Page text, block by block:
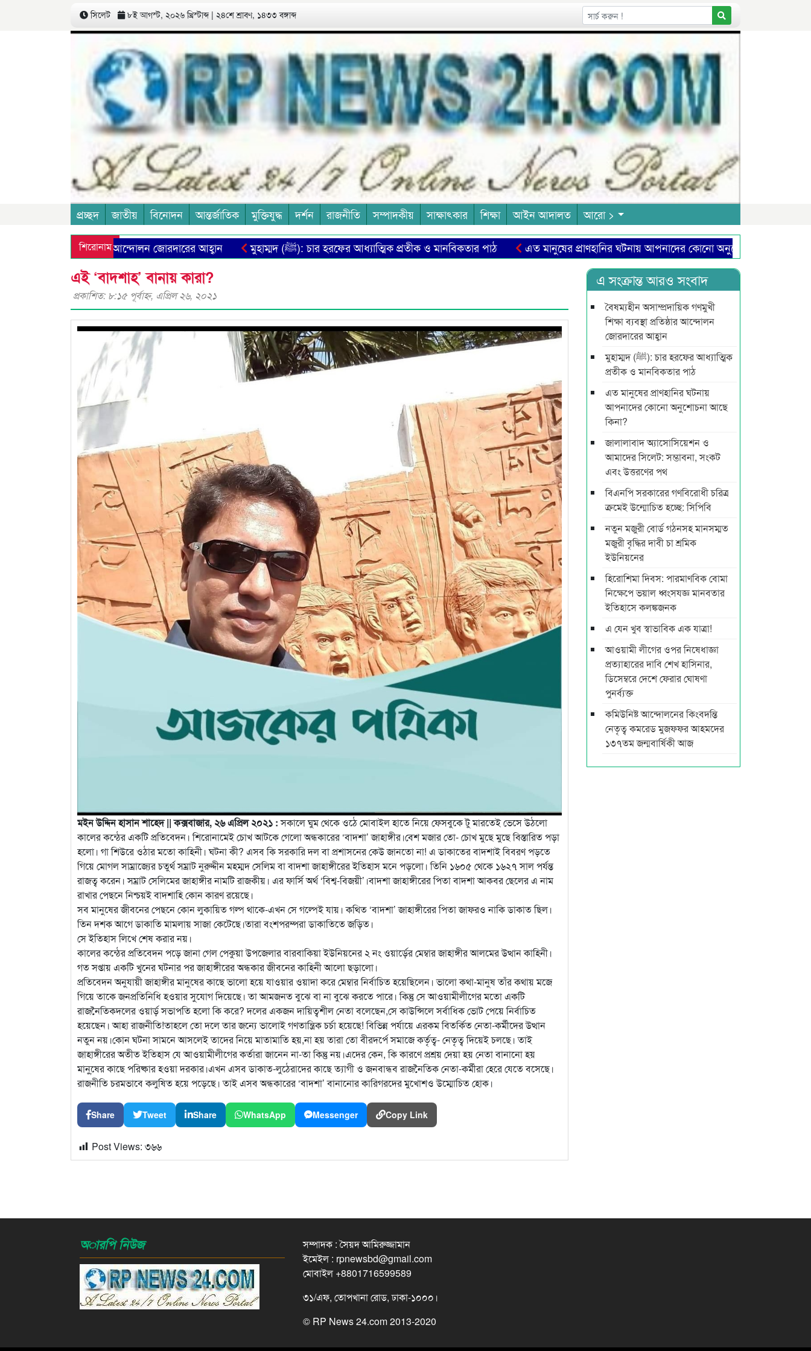
সিলেট ৮ই আগস্ট, ২০২৬ খ্রিস্টাব্দ | ২৪শে শ্রাবণ, ১৪৩৩ বঙ্গাব্দ
প্রচ্ছদ জাতীয় বিনোদন আন্তর্জাতিক মুক্তিযুদ্ধ দর্শন রাজনীতি সম্পাদকীয় সাক্ষাৎকার শিক্ষা আইন আদালত আরো >
শিরোনাম
ব্যবস্থা প্রতিষ্ঠার আন্দোলন জোরদারের আহ্বান মুহাম্মদ (ﷺ): চার হরফের আধ্যাত্মিক প্রতীক ও মানবিকতার পাঠ এত মানুষের প্রাণহানির ঘটনায় আপনাদের কোনো অনুশোচনা আছে কিনা?
সত্য উদ্ঘাটন ও জবাবদিহিতাই সাংবাদিকতার মূল শক্তি
এই ‘বাদশাহ’ বানায় কারা?
প্রকাশিত: ৮:১৫ পূর্বাহ্ণ, এপ্রিল ২৬, ২০২১
মইন উদ্দিন হাসান শাহেদ || কক্সবাজার, ২৬ এপ্রিল ২০২১ :সকালে ঘুম থেকে ওঠে মোবাইল হাতে নিয়ে ফেসবুকে টু মারতেই ভেসে উঠলো
কালের কন্ঠের একটি প্রতিবেদন। শিরোনামেই চোখ আটকে গেলো অন্ধকারের ‘বাদশা’ জাহাঙ্গীর।বেশ মজার তো- চোখ মুছে মুছেবিস্তারিত পড়া
হলো। গা শিউরে ওঠার মতো কাহিনী। ঘটনা কী? এসব কি সরকারি দল বা প্রশাসনের কেউ জানতো না! এ ডাকাতের বাদশাই বিবরণ পড়তে
গিয়ে মোগল সাম্রাজ্যের চতুর্থ সম্রাট নুরুদ্দীন মহম্মদ সেলিম বা বাদশা জাহাঙ্গীরের ইতিহাস মনে পড়লো। তিনি ১৬০৫ থেকে ১৬২৭ সাল পর্যন্ত
রাজত্ব করেন। সম্রাট সেলিমের জাহাঙ্গীর নামটি রাজকীয়। এর ফার্সি অর্থ ‘বিশ্ব-বিজয়ী’।বাদশা জাহাঙ্গীরের পিতা বাদশা আকবর ছেলের এ নাম
রাখার পেছনে নিশ্চয়ই বাদশাহি কোন কারণ রয়েছে।
সব মানুষের জীবনের পেছনে কোন লুকায়িত গল্প থাকে-এখন সে গল্পেই যায়। কথিত ‘বাদশা’ জাহাঙ্গীরের পিতা জাফরও নাকি ডাকাত ছিল।
তিন দশক আগে ডাকাতি মামলায় সাজা কেটেছে।তারা বংশপরম্পরা ডাকাতিতে জড়িত।
সে ইতিহাস লিখে শেষ করার নয়।
কালের কন্ঠের প্রতিবেদন পড়ে জানা গেল পেকুয়া উপজেলার বারবাকিয়া ইউনিয়নের ২ নং ওয়ার্ড়ের মেম্বার জাহাঙ্গীর আলমের উত্থান কাহিনী।
গত সপ্তায় একটি খুনের ঘটনার পর জাহাঙ্গীরের অন্ধকার জীবনের কাহিনী আলো ছড়ালো।
প্রতিবেদন অনুযায়ী জাহাঙ্গীর মানুষের কাছে ভালো হয়ে যাওয়ার ওয়াদা করে মেম্বার নির্বাচিত হয়েছিলেন। ভালো কথা-মানুষ তাঁর কথায় মজে
গিয়ে তাকে জনপ্রতিনিধি হওয়ার সুযোগ দিয়েছে। তা আমজনত বুঝে বা না বুঝে করতে পারে। কিন্তু সে আওয়ামীলীগের মতো একটি
রাজনৈতিকদলের ওয়ার্ড় সভাপতি হলো কি করে? দলের একজন দায়িত্বশীল নেতা বলেছেন,সে কাউন্সিলে সর্বাধিক ভোট পেয়ে নির্বাচিত
হয়েছেন। আহা রাজনীতি!তাহলে তো দলে তার জন্যে ভালোই গণতান্ত্রিক চর্চা হয়েছে! বিভিন্ন পর্যায়ে এরকম বিতর্কিত নেতা-কর্মীদের উত্থান
নতুন নয়।কোন ঘটনা সামনে আসলেই তাদের নিয়ে মাতামাতি হয়,না হয় তারা তো বীরদর্পে সমাজে কর্তৃত্ব- নেতৃত্ব দিয়েই চলছে। তাই
জাহাঙ্গীরের অতীত ইতিহাস যে আওয়ামীলীগের কর্তারা জানেন না-তা কিন্তু নয়।এদের কেন, কি কারণে প্রশ্রয় দেয়া হয় নেতা বানানো হয়
মানু্ষের কাছে পরিষ্কার হওয়া দরকার।এখন এসব ডাকাত-লুঠেরাদের কাছে ত্যাগী ও জনবান্ধব রাজনৈতিক নেতা-কর্মীরা হেরে যেতে বসেছে।
রাজনীতি চরমভাবে কলুষিত হয়ে পড়েছে। তাই এসব অন্ধকারের ‘বাদশা’ বানানোর কারিগরদের মুখোশও উম্মোচিত হোক।
Share Tweet Share WhatsApp Messenger Copy Link
Post Views: ৩৬৬
এ সংক্রান্ত আরও সংবাদ
বৈষম্যহীন অসাম্প্রদায়িক গণমুখী
শিক্ষা ব্যবস্থা প্রতিষ্ঠার আন্দোলন
জোরদারের আহ্বান
মুহাম্মদ (ﷺ): চার হরফের আধ্যাত্মিক
প্রতীক ও মানবিকতার পাঠ
এত মানুষের প্রাণহানির ঘটনায়
আপনাদের কোনো অনুশোচনা আছে
কিনা?
জালালাবাদ অ্যাসোসিয়েশন ও
আমাদের সিলেট: সম্ভাবনা, সংকট
এবং উত্তরণের পথ
বিএনপি সরকারের গণবিরোধী চরিত্র
ক্রমেই উন্মোচিত হচ্ছে: সিপিবি
নতুন মজুরী বোর্ড গঠনসহ মানসম্মত
মজুরী বৃদ্ধির দাবী চা শ্রমিক
ইউনিয়নের
হিরোশিমা দিবস: পারমাণবিক বোমা
নিক্ষেপে ভয়াল ধ্বংসযজ্ঞ মানবতার
ইতিহাসে কলঙ্কজনক
এ যেন খুব স্বাভাবিক এক যাত্রা!
আওয়ামী লীগের ওপর নিষেধাজ্ঞা
প্রত্যাহারের দাবি শেখ হাসিনার,
ডিসেম্বরে দেশে ফেরার ঘোষণা
পুনর্ব্যক্ত
কমিউনিষ্ট আন্দোলনের কিংবদন্তি
নেতৃত্ব কমরেড মুজফ্ফর আহমদের
১৩৭তম জন্মবার্ষিকী আজ
অারপি নিউজ
সম্পাদক : সৈয়দ আমিরুজ্জামান
ইমেইল : rpnewsbd@gmail.com
মোবাইল +8801716599589
৩১/এফ, তোপখানা রোড, ঢাকা-১০০০।
© RP News 24.com 2013-2020